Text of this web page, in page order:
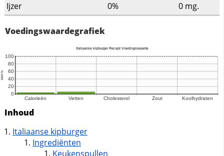
Ijzer
0% 0 mg.
Voedingswaardegrafiek
Inhoud
Italiaanse kipburger
Ingrediënten
Keukenspullen